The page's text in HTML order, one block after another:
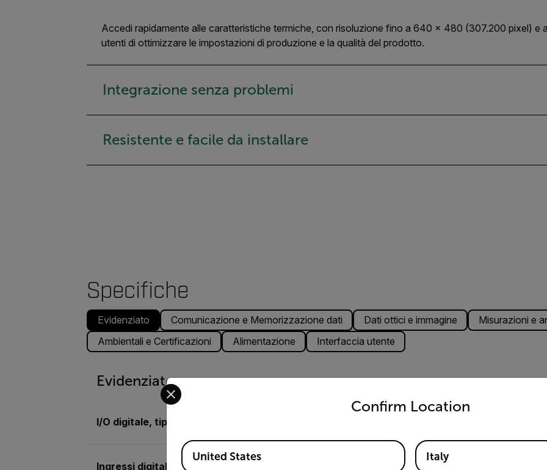
Accedi rapidamente alle caratteristiche termiche, con risoluzione fino a 640 × 480 (307.200 pixel) e
utenti di ottimizzare le impostazioni di produzione e la qualità del prodotto.
Integrazione senza problemi
Resistente e facile da installare
Specifiche
Evidenziato Comunicazione e Memorizzazione dati Dati ottici e immagine Misurazioni e
Ambientali e Certificazioni
Alimentazione Interfaccia utente
Evidenziato
I/O digitale, tipo di connettore
Ingressi digitali 2 isolate otticamente, Vin (bassa) = 0–1,5 V, Vin (alta) = 3–25 V
Confirm Location
Select your preferred country and language from the options below to access the
Available Locations
United States Italy